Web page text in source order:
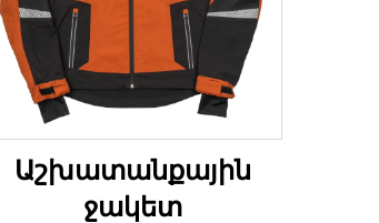
Աշխատանքային
ջակետ